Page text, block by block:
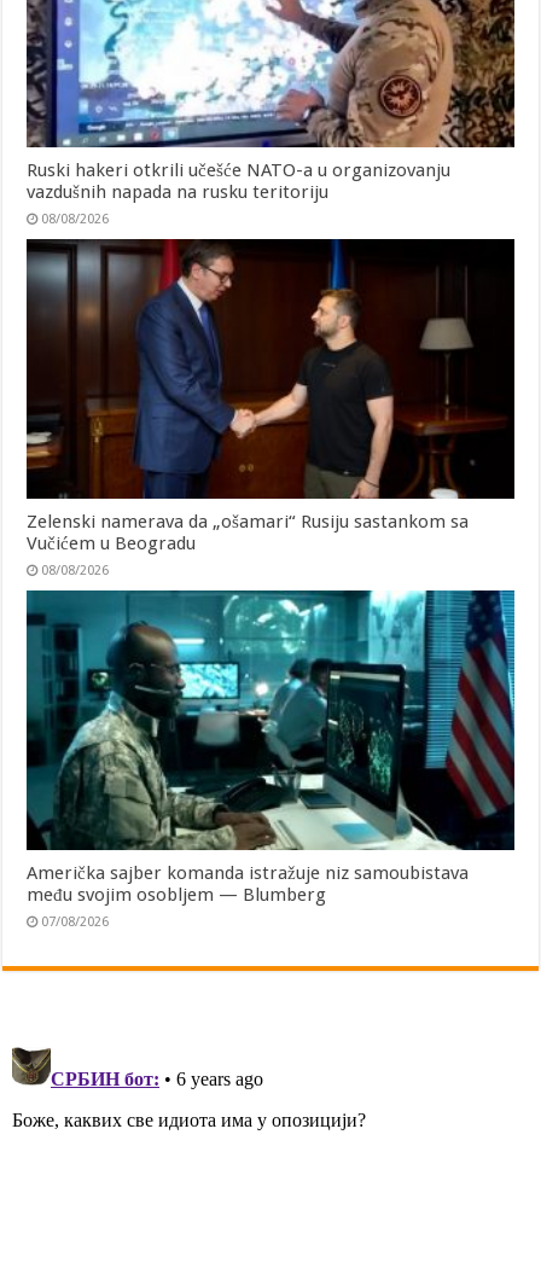
Ruski hakeri otkrili učešće NATO-a u organizovanju
vazdušnih napada na rusku teritoriju
08/08/2026
Zelenski namerava da „ošamari“ Rusiju sastankom sa
Vučićem u Beogradu
08/08/2026
Američka sajber komanda istražuje niz samoubistava
među svojim osobljem — Blumberg
07/08/2026